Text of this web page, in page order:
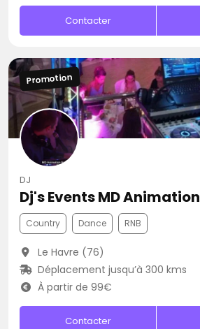
Contacter
Promotion
DJ
Dj's Events MD Animation
Country Dance RNB
Le Havre (76)
Déplacement jusqu’à 300 kms
À partir de 99€
Contacter